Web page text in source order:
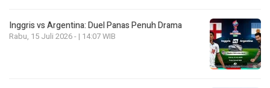
Inggris vs Argentina: Duel Panas Penuh Drama
Rabu, 15 Juli 2026 - | 14:07 WIB